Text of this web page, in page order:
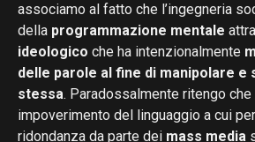
associamo al fatto che l’ingegneria
della programmazione mentale
ideologico che ha intenzionalmente
delle parole al fine di manipolare e
stessa. Paradossalmente ritengo
impoverimento del linguaggio a cui
ridondanza da parte dei mass media